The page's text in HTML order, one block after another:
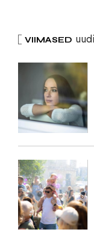
VIIMASED